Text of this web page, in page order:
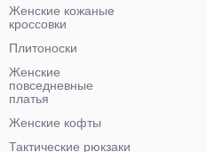
Женские кожаные
кроссовки
Плитоноски
Женские
повседневные
платья
Женские кофты
Тактические рюкзаки